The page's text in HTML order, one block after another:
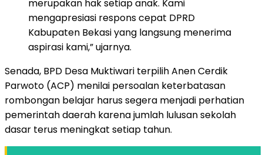
merupakan hak setiap anak. Kami
mengapresiasi respons cepat DPRD
Kabupaten Bekasi yang langsung menerima
aspirasi kami,” ujarnya.
Senada, BPD Desa Muktiwari terpilih Anen Cerdik
Parwoto (ACP) menilai persoalan keterbatasan
rombongan belajar harus segera menjadi perhatian
pemerintah daerah karena jumlah lulusan sekolah
dasar terus meningkat setiap tahun.